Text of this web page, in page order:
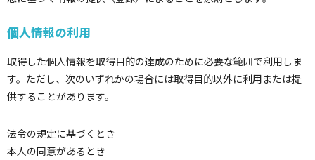
個人情報の利用
取得した個人情報を取得目的の達成のために必要な範囲で利用しま
す。ただし、次のいずれかの場合には取得目的以外に利用または提
供することがあります。
法令の規定に基づくとき
本人の同意があるとき